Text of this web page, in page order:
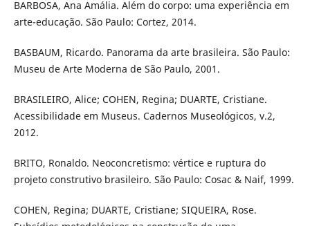
BARBOSA, Ana Amália. Além do corpo: uma experiência em
arte-educação. São Paulo: Cortez, 2014.
BASBAUM, Ricardo. Panorama da arte brasileira. São Paulo:
Museu de Arte Moderna de São Paulo, 2001.
BRASILEIRO, Alice; COHEN, Regina; DUARTE, Cristiane.
Acessibilidade em Museus. Cadernos Museológicos, v.2,
2012.
BRITO, Ronaldo. Neoconcretismo: vértice e ruptura do
projeto construtivo brasileiro. São Paulo: Cosac & Naif, 1999.
COHEN, Regina; DUARTE, Cristiane; SIQUEIRA, Rose.